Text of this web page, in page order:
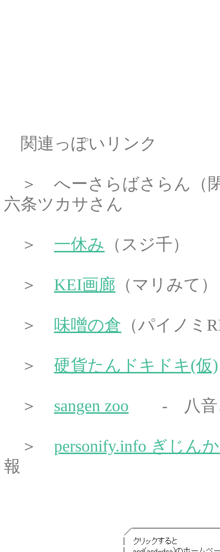
関連っぽいリンク
＞ へーさらばさらん
六条ツカサさん
＞ 一休み （スジ千）
＞ KEI画廊 （マリみ
＞ 味噌の倉 （パイノ
＞ 硬貨たんドキドキ(仮)
＞ sangen zoo - 八音
＞ personify.info ぎじん
報